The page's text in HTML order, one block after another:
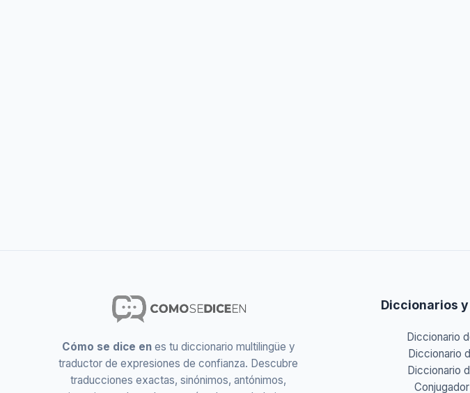
Cómo se dice enes tu diccionario multilingüe y
traductor de expresiones de confianza. Descubre
traducciones exactas, sinónimos, antónimos,
Diccionarios
Diccionario
Diccionario
Diccionario